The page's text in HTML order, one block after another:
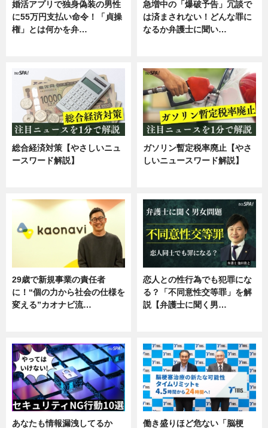
婚活アプリで独身偽装の男性
に55万円支払い命令！「貞操
権」とは何かを弁…
急増中の「爆破予告」冗談で
は済まされない！どんな罪に
なるか弁護士に聞い…
総合経済対策【やさしいニュ
ースワード解説】
ガソリン暫定税率廃止【やさ
しいニュースワード解説】
29歳で新規事業の責任者
に！“個の力から社会の仕様を
変える”カオナビ流…
恋人との性行為でも犯罪にな
る？「不同意性交等罪」を解
説【弁護士に聞く男…
あなたも情報漏洩してるか
働き盛りほど危ない「脳梗